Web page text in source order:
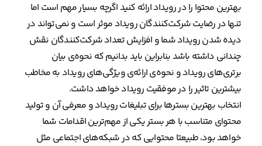
بهترین محتوا را در رویداد ارائه کنید اگرچه بسیار مهم است اما
تنها در رضایت شرکت‌کنندگان رویداد موثر است و نمی‌تواند در
دیده شدن رویداد شما و افزایش تعداد شرکت‌کنندگان نقش
چندانی داشته باشد بنابراین باید بدانیم که نحوه‌ی بیان
برتری‌های رویداد و نحوه‌ی ارائه‌ی ویژگی‌های رویداد به مخاطب
بیشترین تاثیر را در موفقیت رویداد خواهد داشت.
انتخاب بهترین بسترها برای تبلیغات رویداد و معرفی آن و تولید
محتوای متناسب با هر بستر یکی از مهم‌ترین اقدامات شما
خواهد بود، طبیعتا محتوایی که در شبکه‌های اجتماعی مثل